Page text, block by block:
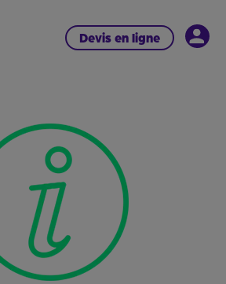
Devis en ligne